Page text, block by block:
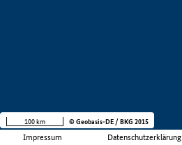
Impressum Datenschutzerklärung
100 km © Geobasis-DE / BKG 2015